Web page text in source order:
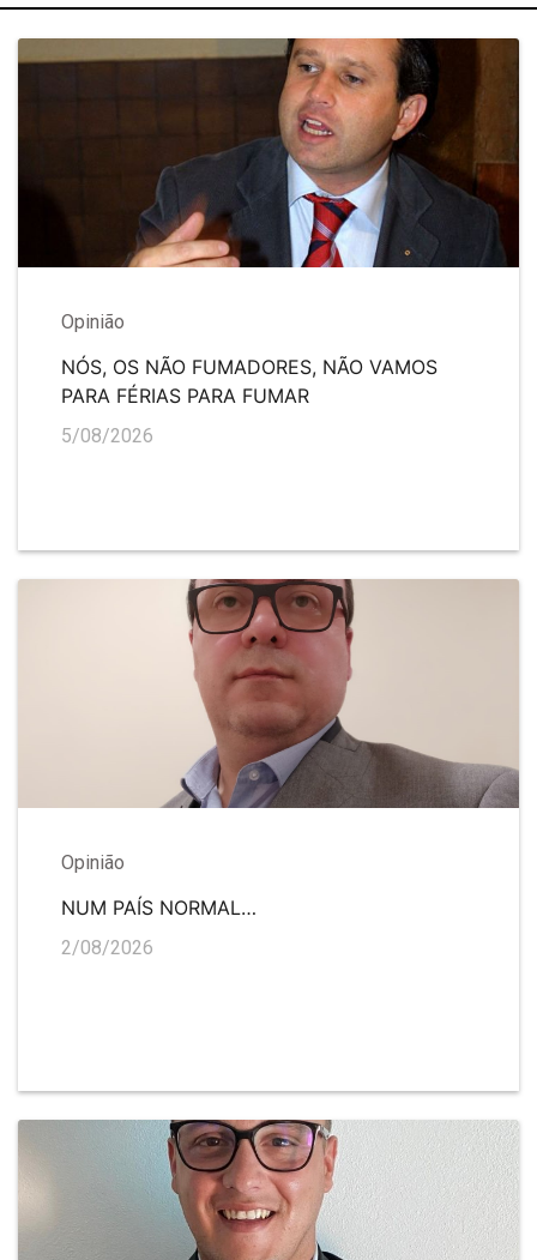
Opinião
NÓS, OS NÃO FUMADORES, NÃO VAMOS
PARA FÉRIAS PARA FUMAR
5/08/2026
Opinião
NUM PAÍS NORMAL…
2/08/2026